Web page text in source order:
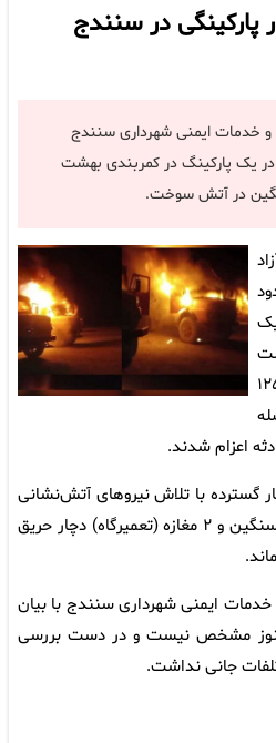
در سنندج
خدمات ایمنی شهرداری سنندج
یک پارکینگ در کمربندی بهشت
یک
به سامانه ۱۲۵
اعزام شدند.
گسترده با تلاش نیروهای آتش‌نشانی
مهار شد اما ۲ دستگاه ماشین سنگین و ۲ مغازه (تعمیرگاه) دچار حریق
ایمنی شهرداری سنندج با بیان
هنوز مشخص نیست و در دست بررسی
تلفات جانی نداشت.